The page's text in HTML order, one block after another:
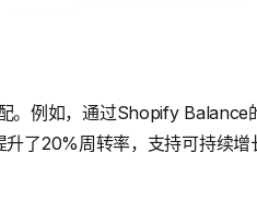
。例如，通过Shopify Balance
了20%周转率，支持可持续增